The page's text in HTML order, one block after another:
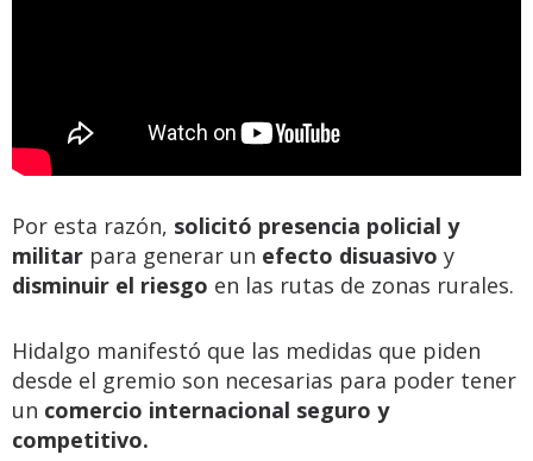
Por esta razón, solicitó presencia policial y
militar para generar un efecto disuasivo y
disminuir el riesgo en las rutas de zonas rurales.
Hidalgo manifestó que las medidas que piden
desde el gremio son necesarias para poder tener
un comercio internacional seguro y
competitivo.